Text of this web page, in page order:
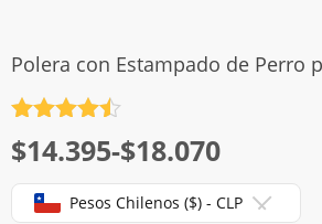
Polera con Estampado de Perro
con4.5
de 5
$14.395-$18.070
Rango
de
precios:Pesos Chilenos ($) - CLP